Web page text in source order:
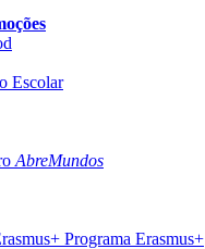
Escolar
AbreMundos
Programa Erasmus+